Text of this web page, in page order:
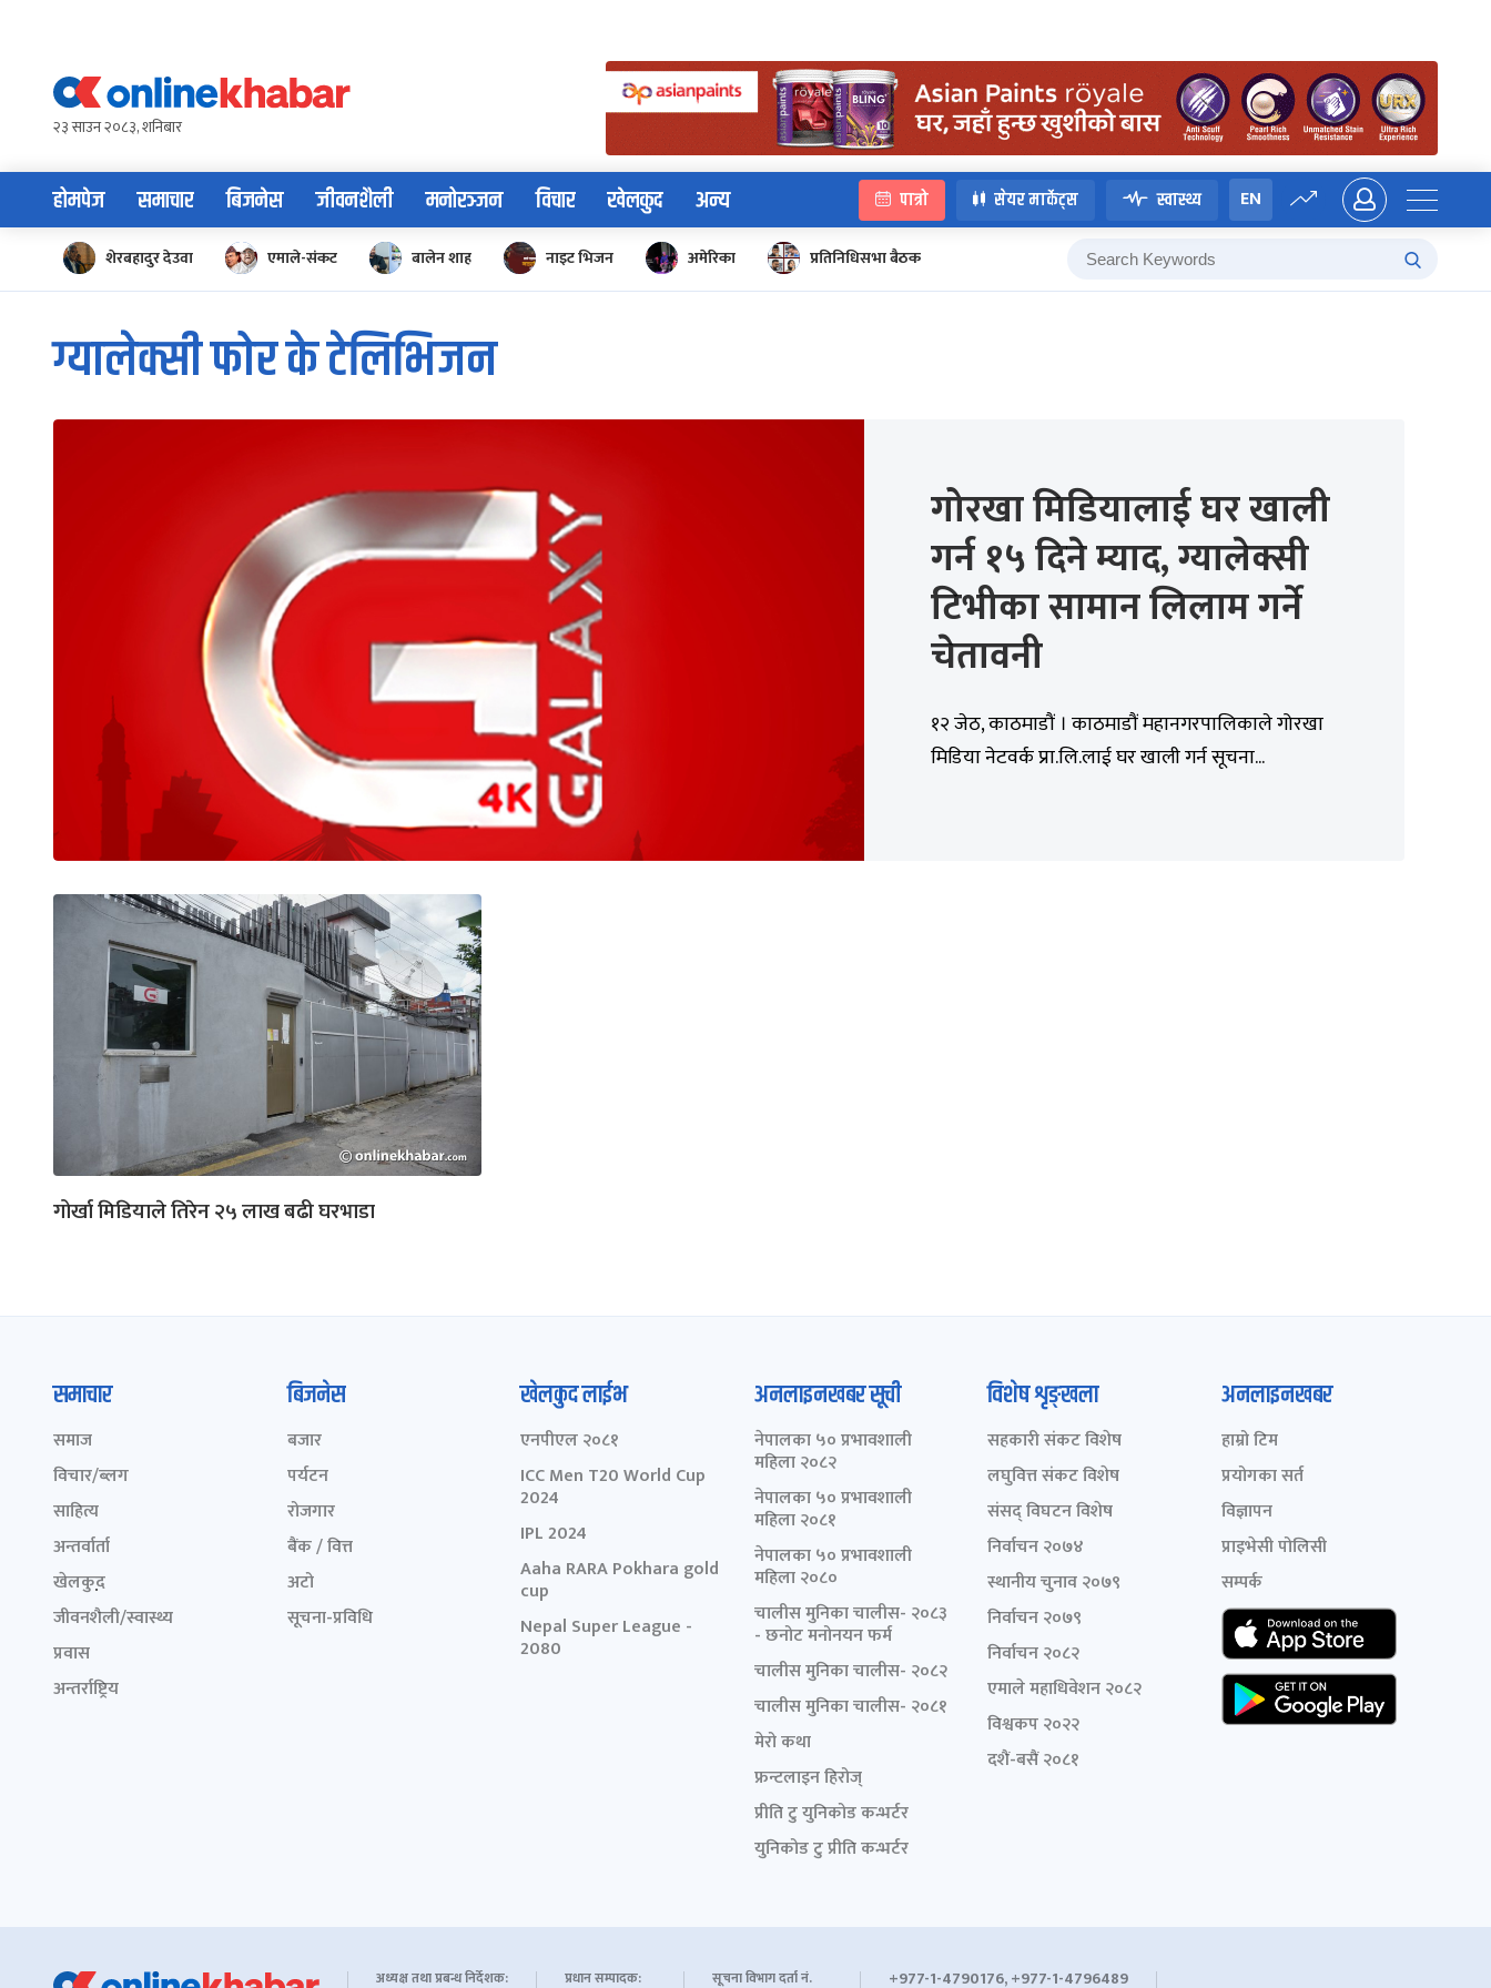
content२३ साउन २०८३, शनिबार
होमपेज समाचार बिजनेस जीवनशैली मनोरञ्जन विचार खेलकुद अन्य पात्रो सेयर मार्केट्स स्वास्थ्य EN
शेरबहादुर देउवा एमाले-संकट बालेन शाह नाइट भिजन अमेरिका प्रतिनिधिसभा बैठक
ग्यालेक्सी फोर के टेलिभिजन
गोरखा मिडियालाई घर खाली
गर्न १५ दिने म्याद, ग्यालेक्सी
टिभीका सामान लिलाम गर्ने
चेतावनी
१२ जेठ, काठमाडौं । काठमाडौं महानगरपालिकाले गोरखा
मिडिया नेटवर्क प्रा.लि.लाई घर खाली गर्न सूचना...
गोर्खा मिडियाले तिरेन २५ लाख बढी घरभाडा
समाचार
समाज
विचार/ब्लग
साहित्य
अन्तर्वार्ता
खेलकुद़़
जीवनशैली/स्वास्थ्य
प्रवास
अन्तर्राष्ट्रिय
बिजनेस
बजार
पर्यटन
रोजगार
बैंक / वित्त
अटो
सूचना-प्रविधि
खेलकुद लाईभ
एनपीएल २०८१
ICC Men T20 World Cup
2024
IPL 2024
Aaha RARA Pokhara gold
cup
Nepal Super League -
2080
अनलाइनखबर सूची
नेपालका ५० प्रभावशाली
महिला २०८२
नेपालका ५० प्रभावशाली
महिला २०८१
नेपालका ५० प्रभावशाली
महिला २०८०
चालीस मुनिका चालीस- २०८३
- छनोट मनोनयन फर्म
चालीस मुनिका चालीस- २०८२
चालीस मुनिका चालीस- २०८१
मेरो कथा
फ्रन्टलाइन हिरोज्
प्रीति टु युनिकोड कन्भर्टर
युनिकोड टु प्रीति कन्भर्टर
विशेष शृङ्खला
सहकारी संकट विशेष
लघुवित्त संकट विशेष
संसद् विघटन विशेष
निर्वाचन २०७४
स्थानीय चुनाव २०७९
निर्वाचन २०७९
निर्वाचन २०८२
एमाले महाधिवेशन २०८२
विश्वकप २०२२
दशैं-बसैं २०८१
अनलाइनखबर
हाम्रो टिम
प्रयोगका सर्त
विज्ञापन
प्राइभेसी पोलिसी
सम्पर्क
अध्यक्ष तथा प्रबन्ध निर्देशक: प्रधान सम्पादक: सूचना विभाग दर्ता नं. +977-1-4790176, +977-1-4796489